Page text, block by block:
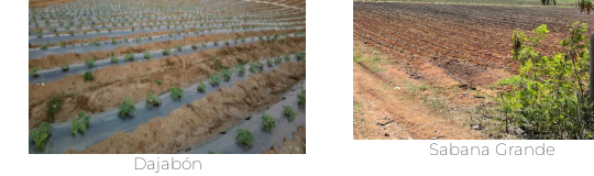
Dajabón
Sabana Grande